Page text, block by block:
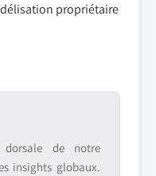
propriétaire
dorsale de notre
insights globaux.